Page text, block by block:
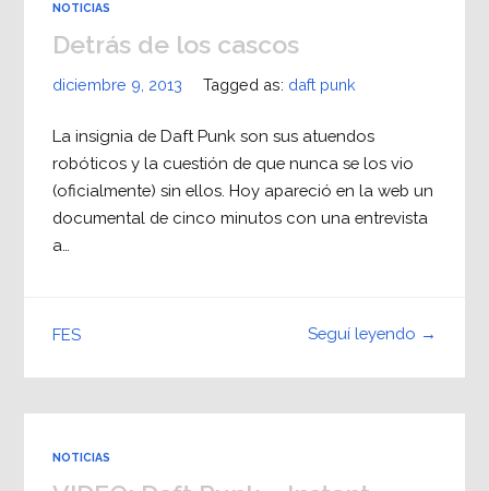
NOTICIAS
Detrás de los cascos
diciembre 9, 2013 Tagged as: daft punk
La insignia de Daft Punk son sus atuendos
robóticos y la cuestión de que nunca se los vio
(oficialmente) sin ellos. Hoy apareció en la web un
documental de cinco minutos con una entrevista
a…
Seguí leyendo →
FES
NOTICIAS